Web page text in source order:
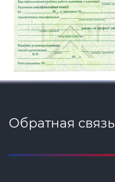
Обратная связь